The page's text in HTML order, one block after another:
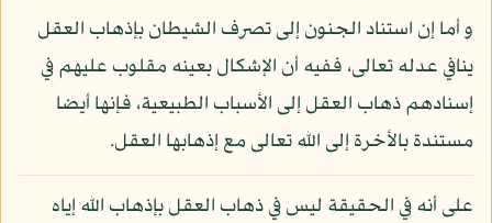
و أما إن استناد الجنون إلى تصرف الشيطان بإذهاب العقل
ينافي عدله تعالى، ففيه أن الإشكال بعينه مقلوب عليهم في
إسنادهم ذهاب العقل إلى الأسباب الطبيعية، فإنها أيضا
مستندة بالأخرة إلى الله تعالى مع إذهابها العقل.
على أنه في الحقيقة ليس في ذهاب العقل بإذهاب الله إياه